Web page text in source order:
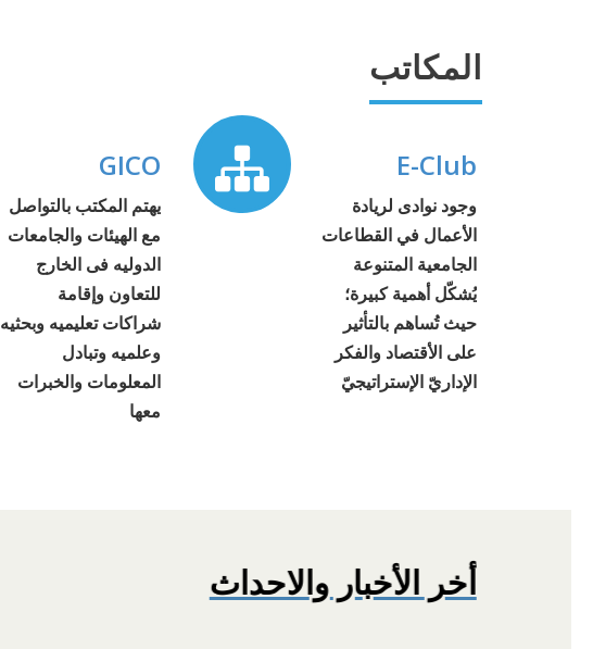
المكاتب
GICO
يهتم المكتب بالتواصل
مع الهيئات والجامعات
الدوليه فى الخارج
للتعاون وإقامة
شراكات تعليميه وبحثيه
وعلميه وتبادل
المعلومات والخبرات
معها
E-Club
وجود نوادى لريادة
الأعمال في القطاعات
الجامعية المتنوعة
يُشكّل أهمية كبيرة؛
حيث تُساهم بالتأثير
على الأقتصاد والفكر
الإداريّ الإستراتيجيّ
أخر الأخبار والاحداث